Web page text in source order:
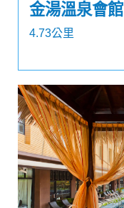
金湯溫泉會館
4.73公里